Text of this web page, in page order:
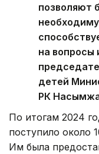
позволяют
на вопросы
детей
РК
По итогам 2024
поступило около
Им была